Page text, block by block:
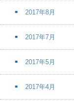
2017年8月
2017年7月
2017年5月
2017年4月